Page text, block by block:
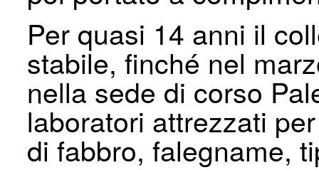
Per quasi 14 anni il
stabile, finché nel
nella sede di corso
laboratori attrezzati
di fabbro, falegname,